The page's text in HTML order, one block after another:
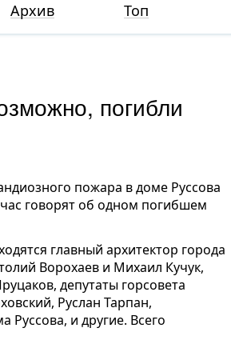
Архив Топ
погибли
пожара в доме Руссова
говорят об одном погибшем
главный архитектор города
Ворохаев и Михаил Кучук,
депутаты горсовета
Руслан Тарпан,
и другие. Всего